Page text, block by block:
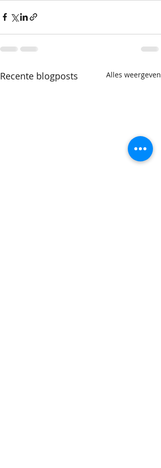
Recente blogposts Alles weergeven